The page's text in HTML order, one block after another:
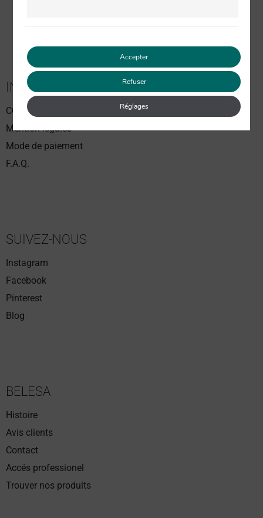
INFORMATIONS
CGV
Mention légales
Mode de paiement
F.A.Q.
SUIVEZ-NOUS
Instagram
Facebook
Pinterest
Blog
BELESA
Histoire
Avis clients
Contact
Accés professionel
Trouver nos produits
Accepter
Refuser
Réglages